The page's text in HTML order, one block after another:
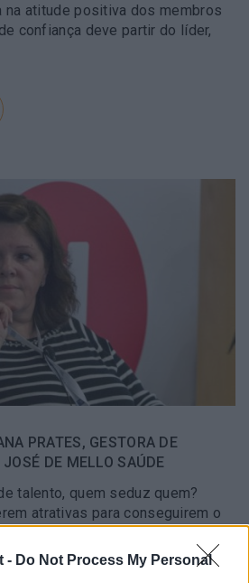
- Do Not Process My Personal
na atitude positiva dos membros
confiança deve partir do líder,
PRATES, GESTORA DE
DE MELLO SAÚDE
talento, quem seduz quem?
atrativas para conseguirem o
ouvirmos, nos dias de hoje,
que a motivação no trabalho…